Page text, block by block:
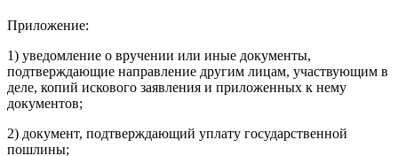
Приложение:
1) уведомление о вручении или иные документы,
подтверждающие направление другим лицам, участвующим в
деле, копий искового заявления и приложенных к нему
документов;
2) документ, подтверждающий уплату государственной
пошлины;